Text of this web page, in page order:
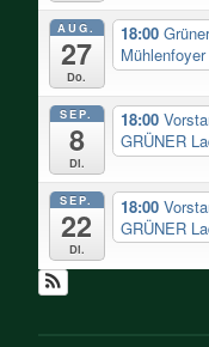
AUG.
27
Do.
18:00
Mühlenfoyer
SEP.
8
Di.
18:00
GRÜNER
SEP.
22
Di.
18:00
GRÜNER